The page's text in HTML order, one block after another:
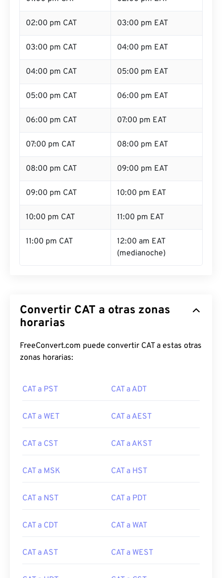
02:00 pm CAT 03:00 pm EAT
03:00 pm CAT 04:00 pm EAT
04:00 pm CAT 05:00 pm EAT
05:00 pm CAT 06:00 pm EAT
06:00 pm CAT 07:00 pm EAT
07:00 pm CAT 08:00 pm EAT
08:00 pm CAT 09:00 pm EAT
09:00 pm CAT 10:00 pm EAT
10:00 pm CAT 11:00 pm EAT
11:00 pm CAT
12:00 am EAT
(medianoche)
Convertir CAT a otras zonas
horarias
FreeConvert.com puede convertir CAT a estas otras
zonas horarias:
CAT a PST CAT a ADT
CAT a WET CAT a AEST
CAT a CST CAT a AKST
CAT a MSK CAT a HST
CAT a NST CAT a PDT
CAT a CDT CAT a WAT
CAT a AST CAT a WEST